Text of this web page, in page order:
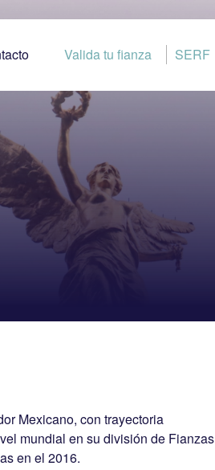
Valida tu fianza SERF
Mexicano, con trayectoria
mundial en su división de Fianzas
en el 2016.